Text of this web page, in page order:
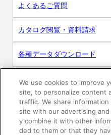
よくあるご質問
カタログ閲覧・資料請求
各種データダウンロード
WEB見積・各種シミュレーシ
交換用部品の購入
修理・点検
We use cookies to improve
site, to personalize content
traffic. We share
site with our advertising
y combine it with other
ded to them or that they